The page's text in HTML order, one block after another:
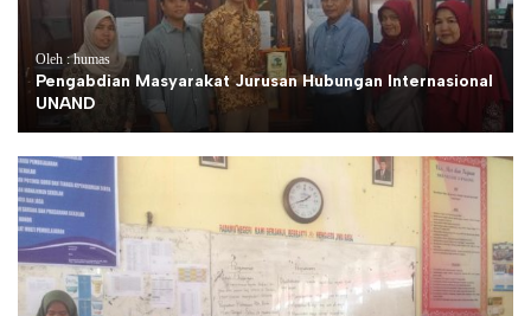
Oleh : humas
Pengabdian Masyarakat Jurusan Hubungan Internasional
UNAND